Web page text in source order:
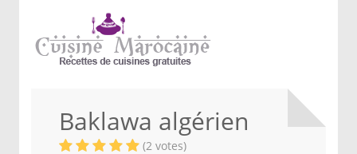
Baklawa algérien
(2 votes)